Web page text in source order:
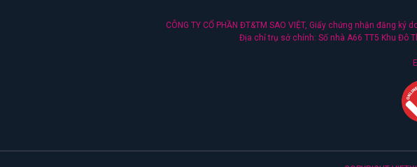
CÔNG TY CỔ PHẦN ĐT&TM SAO VIỆT, Giấy chứng nhận đăng
Địa chỉ trụ sở chính: Số nhà A66 TT5 Khu Đô